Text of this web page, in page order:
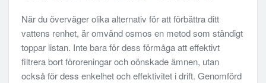
När du överväger olika alternativ för att förbättra ditt
vattens renhet, är omvänd osmos en metod som ständigt
toppar listan. Inte bara för dess förmåga att effektivt
filtrera bort föroreningar och oönskade ämnen, utan
också för dess enkelhet och effektivitet i drift. Genomförd